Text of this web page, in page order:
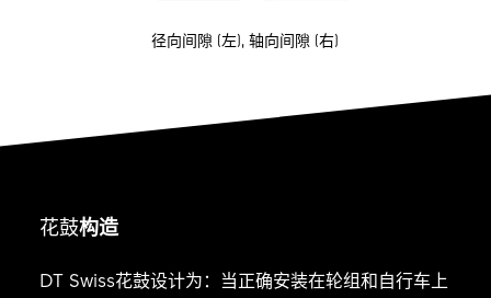
径向间隙 (左), 轴向间隙 (右)
花鼓构造
DT Swiss花鼓设计为：当正确安装在轮组和自行车上